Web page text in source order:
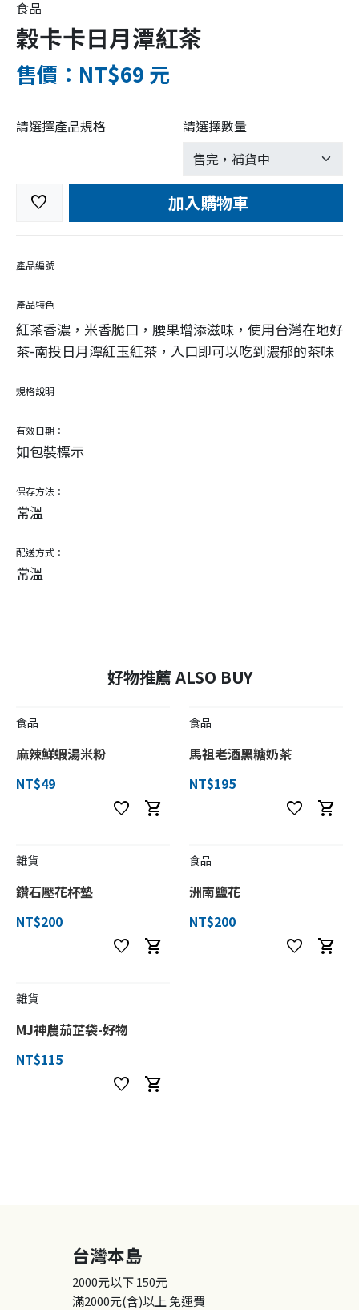
食品
穀卡卡日月潭紅茶
售價：NT$69 元
請選擇產品規格 請選擇數量
favorite 加入購物車
產品編號
產品特色
紅茶香濃，米香脆口，腰果增添滋味，使用台灣在地好
茶-南投日月潭紅玉紅茶，入口即可以吃到濃郁的茶味
規格說明
有效日期：
如包裝標示
保存方法：
常溫
配送方式：
常溫
好物推薦 ALSO BUY
食品
麻辣鮮蝦湯米粉
NT$49
favorite shopping_cart
食品
馬祖老酒黑糖奶茶
NT$195
favorite shopping_cart
雜貨
鑽石壓花杯墊
NT$200
favorite shopping_cart
食品
洲南鹽花
NT$200
favorite shopping_cart
雜貨
MJ神農茄芷袋-好物
NT$115
favorite shopping_cart
台灣本島
2000元以下150元
滿2000元(含)以上免運費